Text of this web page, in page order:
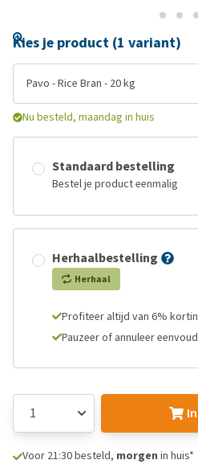
Kies je product (1 variant)
Pavo - Rice Bran - 20 kg
Nu besteld, maandag in huis
Standaard bestelling
Bestel je product eenmalig
Herhaalbestelling
Herhaal
Profiteer altijd van 6%
Pauzeer of annuleer
Voor 21:30 besteld, morgen in huis*